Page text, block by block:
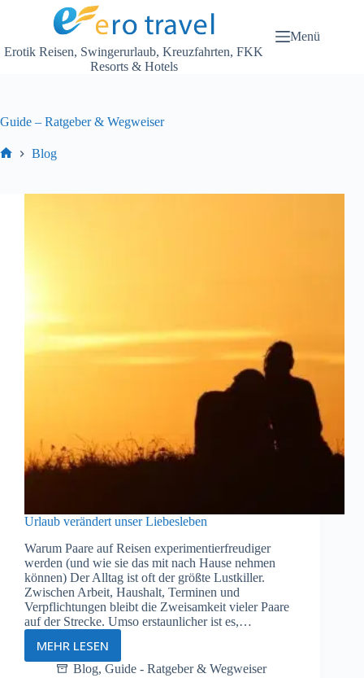
Erotik Reisen, Swingerurlaub, Kreuzfahrten, FKK
Resorts & Hotels
Menü
Guide – Ratgeber & Wegweiser
Blog
Urlaub verändert unser Liebesleben
Warum Paare auf Reisen experimentierfreudiger
werden (und wie sie das mit nach Hause nehmen
können) Der Alltag ist oft der größte Lustkiller.
Zwischen Arbeit, Haushalt, Terminen und
Verpflichtungen bleibt die Zweisamkeit vieler Paare
auf der Strecke. Umso erstaunlicher ist es,…
MEHR LESEN
Urlaub
verändert
Blog, Guide - Ratgeber & Wegweiser